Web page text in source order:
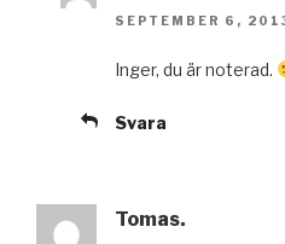
SEPTEMBER 6,
Inger, du är noterad.
Svara
Tomas.